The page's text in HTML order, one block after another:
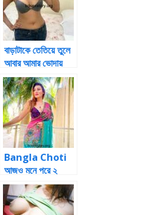
বাড়াটাকে তেতিয়ে তুলে
আবার আমার ভোদায়
ডুকাই Choti
Bangla Choti
আজও মনে পরে ২